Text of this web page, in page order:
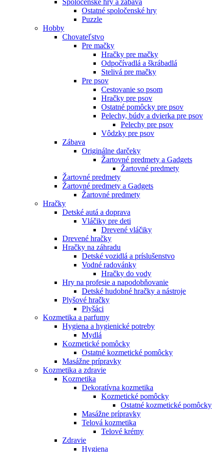
Spoločenské hry a zábava
Ostatné spoločenské hry
Puzzle
Hobby
Chovateľstvo
Pre mačky
Hračky pre mačky
Odpočívadlá a škrábadlá
Stelivá pre mačky
Pre psov
Cestovanie so psom
Hračky pre psov
Ostatné pomôcky pre psov
Pelechy, búdy a dvierka pre psov
Pelechy pre psov
Vôdzky pre psov
Zábava
Originálne darčeky
Žartovné predmety a Gadgets
Žartovné predmety
Žartovné predmety
Žartovné predmety a Gadgets
Žartovné predmety
Hračky
Detské autá a doprava
Vláčiky pre deti
Drevené vláčiky
Drevené hračky
Hračky na záhradu
Detské vozidlá a príslušenstvo
Vodné radovánky
Hračky do vody
Hry na profesie a napodobňovanie
Detské hudobné hračky a nástroje
Plyšové hračky
Plyšáci
Kozmetika a parfumy
Hygiena a hygienické potreby
Mydlá
Kozmetické pomôcky
Ostatné kozmetické pomôcky
Masážne prípravky
Kozmetika a zdravie
Kozmetika
Dekoratívna kozmetika
Kozmetické pomôcky
Ostatné kozmetické pomôcky
Masážne prípravky
Telová kozmetika
Telové krémy
Zdravie
Hygiena